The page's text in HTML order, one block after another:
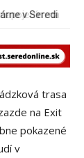
na
trasa
na Exit
pokazené
v